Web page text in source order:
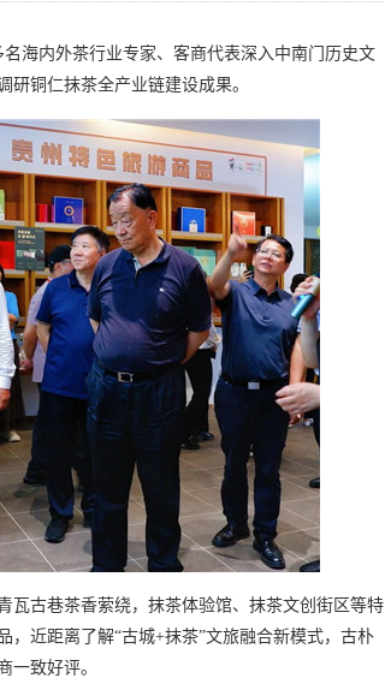
海内外茶行业专家、客商代表深入中南门历史文
铜仁抹茶全产业链建设成果。
瓦古巷茶香萦绕，抹茶体验馆、抹茶文创街区等特
近距离了解“古城+抹茶”文旅融合新模式，古朴
一致好评。